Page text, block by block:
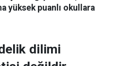
yüksek puanlı okullara
dilimi